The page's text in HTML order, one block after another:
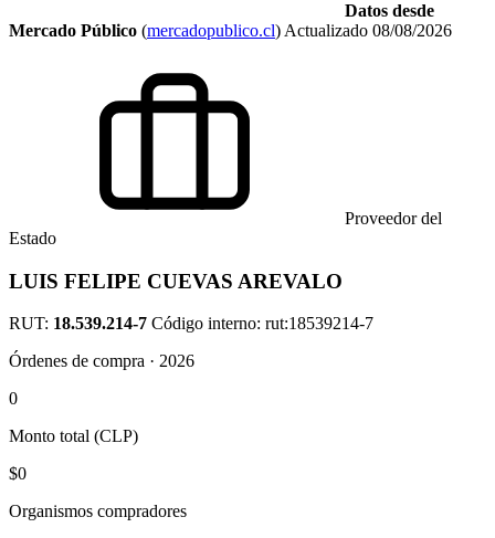
Datos desde
Mercado Público (mercadopublico.cl) Actualizado 08/08/2026
Proveedor del
Estado
LUIS FELIPE CUEVAS AREVALO
RUT: 18.539.214-7 Código interno: rut:18539214-7
Órdenes de compra · 2026
0
Monto total (CLP)
$0
Organismos compradores